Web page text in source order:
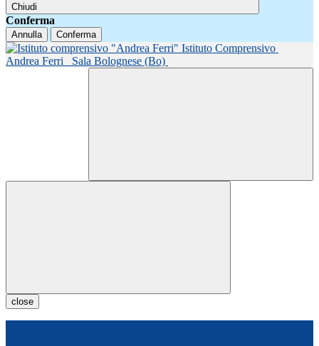
Chiudi
Conferma
Annulla Conferma
Istituto Comprensivo
Andrea Ferri
Sala Bolognese (Bo)
close